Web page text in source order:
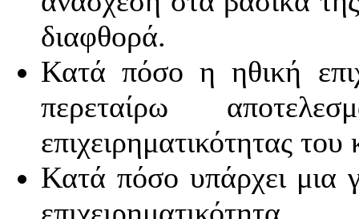
διαφθορά.
Κατά πόσο η ηθική
περεταίρω
επιχειρηματικότητας
Κατά πόσο υπάρχει μια